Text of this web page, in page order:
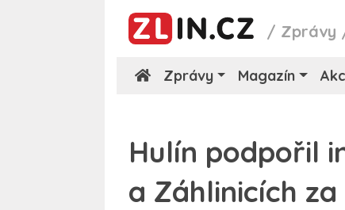
/ Zprávy
Zprávy Magazín
Hulín podpořil
a Záhlinicích